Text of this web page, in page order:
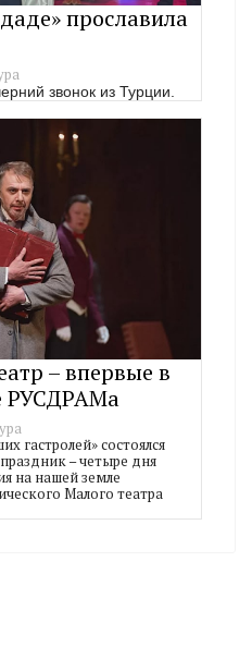
прославила
звонок из Турции.
– впервые в
РУСДРАМа
гастролей» состоялся
– четыре дня
на нашей земле
Малого театра